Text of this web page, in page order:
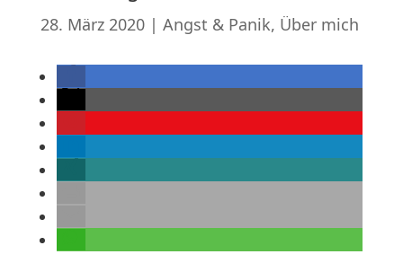
28. März 2020| Angst & Panik, Über mich